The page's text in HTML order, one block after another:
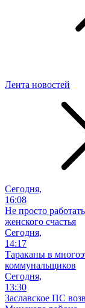
Лента новостей
Сегодня,
16:08
Не просто
женского счастья
Сегодня,
14:17
Тараканы в
коммунальщиков
Сегодня,
13:30
Заславское ПС